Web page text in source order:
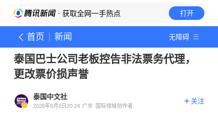
· 获取全网一手热点 打开
首页 新闻 无障碍
泰国巴士公司老板控告非法票务代理，
更改票价损声誉
泰国中文社
2026年6月2日20:24 广东 国际领域创作者
关注